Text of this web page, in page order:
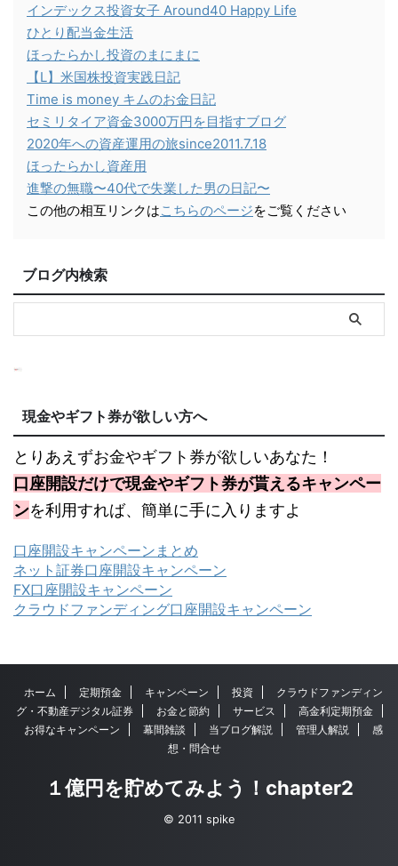
インデックス投資女子 Around40 Happy Life
ひとり配当金生活
ほったらかし投資のまにまに
【L】米国株投資実践日記
Time is money キムのお金日記
セミリタイア資金3000万円を目指すブログ
2020年への資産運用の旅since2011.7.18
ほったらかし資産用
進撃の無職〜40代で失業した男の日記〜
この他の相互リンクはこちらのページをご覧ください
ブログ内検索
現金やギフト券が欲しい方へ
とりあえずお金やギフト券が欲しいあなた！
口座開設だけで現金やギフト券が貰えるキャンペー
ンを利用すれば、簡単に手に入りますよ
口座開設キャンペーンまとめ
ネット証券口座開設キャンペーン
FX口座開設キャンペーン
クラウドファンディング口座開設キャンペーン
ホーム 定期預金 キャンペーン 投資
クラウドファンディン
グ・不動産デジタル証券
お金と節約 サービス
高金利定期預金
お得なキャンペーン
幕間雑談 当ブログ解説 管理人解説
感
想・問合せ
１億円を貯めてみよう！chapter2
© 2011 spike